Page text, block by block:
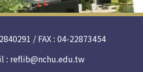
/ FAX : 04-22873454
: reflib@nchu.edu.tw